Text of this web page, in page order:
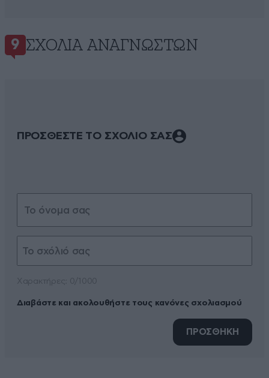
9 ΣΧΌΛΙΑ ΑΝΑΓΝΩΣΤΏΝ
ΠΡΟΣΘΕΣΤΕ ΤΟ ΣΧΟΛΙΟ ΣΑΣ
Διαβάστε και ακολουθήστε τους κανόνες σχολιασμού
ΠΡΟΣΘΗΚΗ